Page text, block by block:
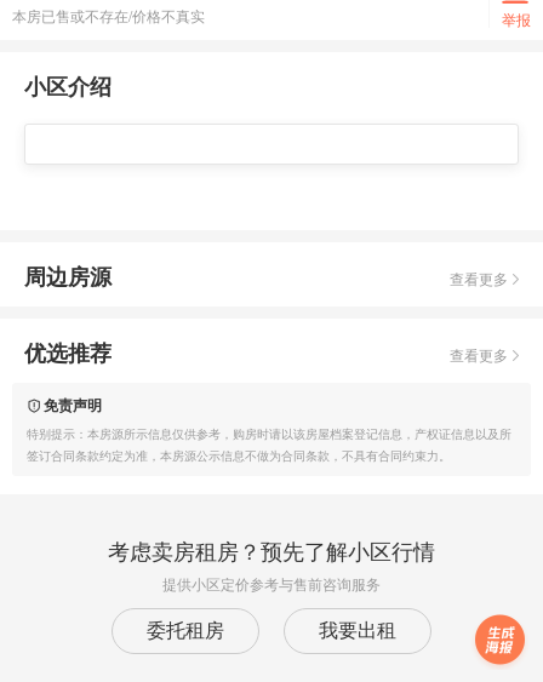
举报
本房已售或不存在/价格不真实
小区介绍
周边房源 查看更多
优选推荐 查看更多
免责声明
特别提示：本房源所示信息仅供参考，购房时请以该房屋档案登记信息，产权证信息以及所
签订合同条款约定为准，本房源公示信息不做为合同条款，不具有合同约束力。
考虑卖房租房？预先了解小区行情
提供小区定价参考与售前咨询服务
委托租房 我要出租